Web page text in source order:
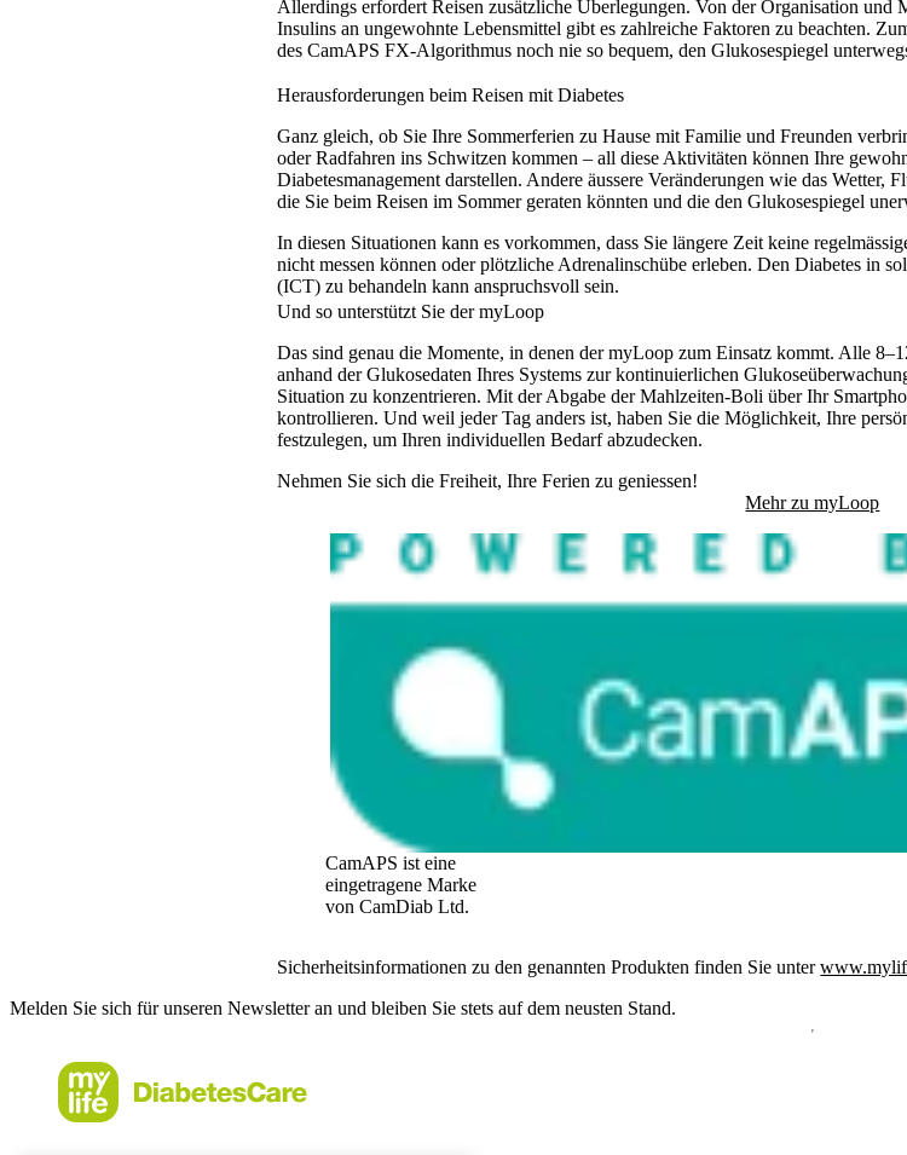
Allerdings erfordert Reisen zusätzliche Überlegungen. Von der Organisation und
Insulins an ungewohnte Lebensmittel gibt es zahlreiche Faktoren zu beachten.
des CamAPS FX-Algorithmus noch nie so bequem, den Glukosespiegel
Herausforderungen beim Reisen mit Diabetes
Ganz gleich, ob Sie Ihre Sommerferien zu Hause mit Familie und Freunden
oder Radfahren ins Schwitzen kommen – all diese Aktivitäten können Ihre
Diabetesmanagement darstellen. Andere äussere Veränderungen wie das Wetter,
die Sie beim Reisen im Sommer geraten könnten und die den Glukosespiegel
In diesen Situationen kann es vorkommen, dass Sie längere Zeit keine
nicht messen können oder plötzliche Adrenalinschübe erleben. Den Diabetes in
(ICT) zu behandeln kann anspruchsvoll sein.
Und so unterstützt Sie der myLoop
Das sind genau die Momente, in denen der myLoop zum Einsatz kommt. Alle
anhand der Glukosedaten Ihres Systems zur kontinuierlichen
Situation zu konzentrieren. Mit der Abgabe der Mahlzeiten-Boli über Ihr
kontrollieren. Und weil jeder Tag anders ist, haben Sie die Möglichkeit, Ihre
festzulegen, um Ihren individuellen Bedarf abzudecken.
Nehmen Sie sich die Freiheit, Ihre Ferien zu geniessen!
Mehr zu myLoop
CamAPS ist eine
eingetragene Marke
von CamDiab Ltd.
Sicherheitsinformationen zu den genannten Produkten finden Sie unter
Melden Sie sich für unseren Newsletter an und bleiben Sie stets auf dem neusten Stand.